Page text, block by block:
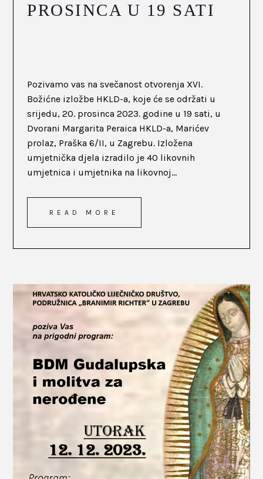
PROSINCA U 19 SATI
Pozivamo vas na svečanost otvorenja XVI.
Božićne izložbe HKLD-a, koje će se održati u
srijedu, 20. prosinca 2023. godine u 19 sati, u
Dvorani Margarita Peraica HKLD-a, Marićev
prolaz, Praška 6/II, u Zagrebu. Izložena
umjetnička djela izradilo je 40 likovnih
umjetnica i umjetnika na likovnoj...
READ MORE